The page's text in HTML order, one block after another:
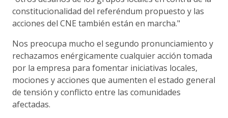
constitucionalidad del referéndum propuesto y las
acciones del CNE también están en marcha."
Nos preocupa mucho el segundo pronunciamiento y
rechazamos enérgicamente cualquier acción tomada
por la empresa para fomentar iniciativas locales,
mociones y acciones que aumenten el estado general
de tensión y conflicto entre las comunidades
afectadas.